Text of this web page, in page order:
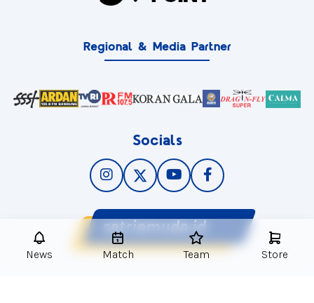
News Match Team Store
Regional & Media Partner
Socials
satriamuda.id